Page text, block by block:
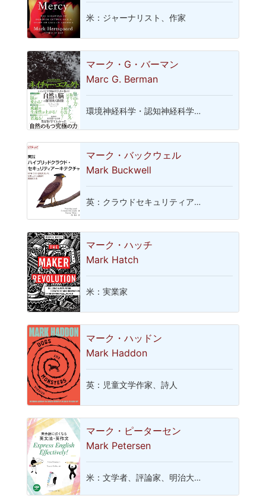
米：ジャーナリスト、作家
マーク・G・バーマン
Marc G. Berman
環境神経科学・認知神経科学…
マーク・バックウェル
Mark Buckwell
英：クラウドセキュリティア…
マーク・ハッチ
Mark Hatch
米：実業家
マーク・ハッドン
Mark Haddon
英：児童文学作家、詩人
マーク・ピーターセン
Mark Petersen
米：文学者、評論家、明治大…